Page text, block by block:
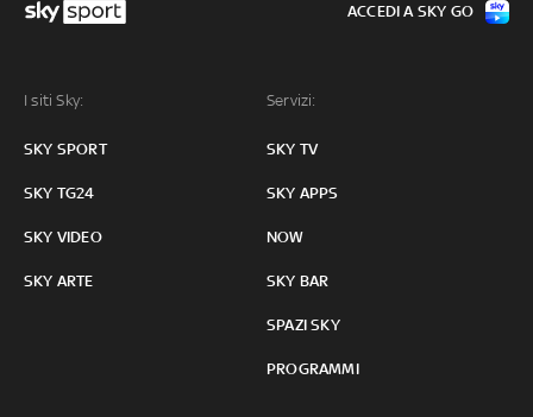
I siti Sky:
SKY SPORT
SKY TG24
SKY VIDEO
SKY ARTE
Servizi:
SKY TV
SKY APPS
NOW
SKY BAR
SPAZI SKY
PROGRAMMI
ACCEDI A SKY GO